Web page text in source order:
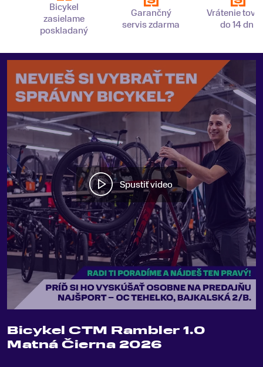
Bicykel
zasielame
poskladaný
Garančný
servis zdarma
Vrátenie
do 14 dní
Spustiť video
Bicykel CTM Rambler 1.0
Matná Čierna 2026